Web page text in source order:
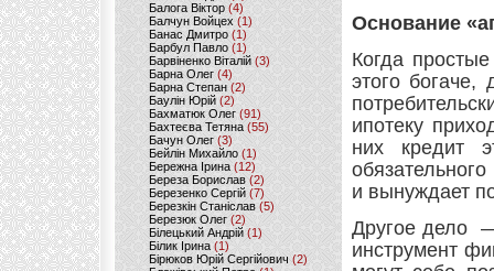
Балога Віктор (4)
Балчун Войцех (1)
Банас Дмитро (1)
Барбул Павло(1)
Барвіненко Віталій(3)
Барна Олег (4)
Барна Степан (2)
Баулін Юрій (2)
Бахматюк Олег (91)
Бахтеєва Тетяна(55)
Бачун Олег (3)
Бейлін Михайло (1)
Бережна Ірина(12)
Береза Борислав(2)
Березенко Сергій (7)
Березкін Станіслав (5)
Березюк Олег(2)
Білецький Андрій (1)
Білик Ірина (1)
Бірюков Юрій Сергійович (2)
Основание
Когда
этого
ипотеку
них кредит
и вынуждает
Другое дело —
инструмент